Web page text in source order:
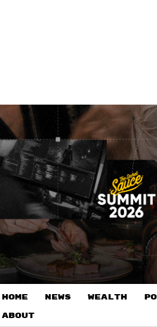
HOME NEWS WEALTH
ABOUT